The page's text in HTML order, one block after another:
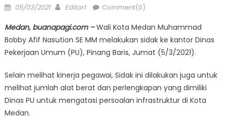
Posted
05/03/2021 Author
Editor1 Comment(0)
Medan, buanapagi.com –Wali Kota Medan Muhammad
Bobby Afif Nasution SE MM melakukan sidak ke kantor Dinas
Pekerjaan Umum (PU), Pinang Baris, Jumat (5/3/2021).
Selain melihat kinerja pegawai, Sidak ini dilakukan juga untuk
melihat jumlah alat berat dan perlengkapan yang dimiliki
Dinas PU untuk mengatasi persoalan infrastruktur di Kota
Medan.